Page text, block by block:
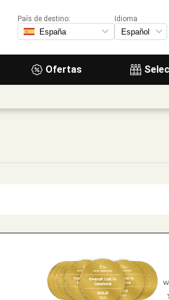
Ofertas
País de destino:
Idioma